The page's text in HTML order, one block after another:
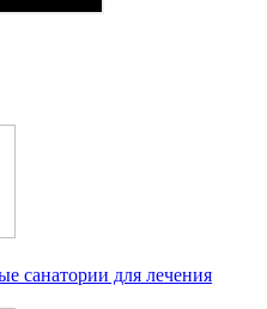
санатории для лечения